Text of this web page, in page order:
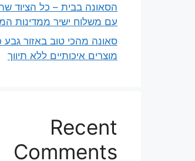
הסאונה בבית – כל הציוד
עם משלוח ישיר ממדינות
סאונה מהכי טוב באזור גבע
מוצרים איכותיים ללא תיווך
Recent
Comments